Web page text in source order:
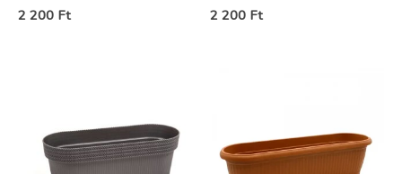
2 200 Ft 2 200 Ft